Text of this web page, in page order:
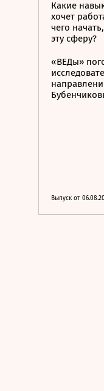
Какие
хочет
чего
эту сферу?
«ВЕДы»
Выпуск от